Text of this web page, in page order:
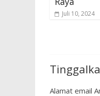
Juli 10, 2024
Alamat email